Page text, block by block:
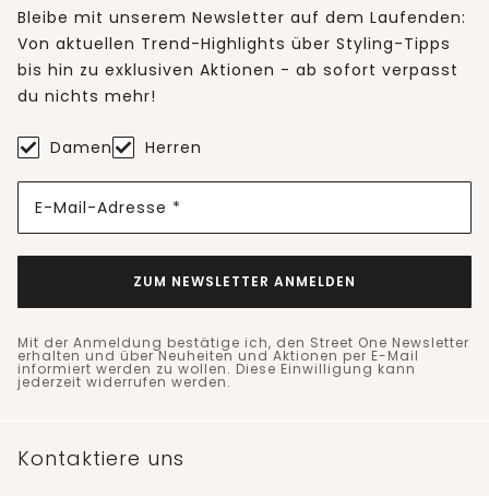
Bleibe mit unserem Newsletter auf dem Laufenden:
Von aktuellen Trend-Highlights über Styling-Tipps
bis hin zu exklusiven Aktionen - ab sofort verpasst
du nichts mehr!
Damen Herren
E-Mail-Adresse *
ZUM NEWSLETTER ANMELDEN
Mit der Anmeldung bestätige ich, den Street One Newsletter
erhalten und über Neuheiten und Aktionen per E-Mail
informiert werden zu wollen. Diese Einwilligung kann
jederzeit widerrufen werden.
Kontaktiere uns